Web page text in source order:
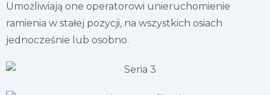
Umożliwiają one operatorowi unieruchomienie
ramienia w stałej pozycji, na wszystkich osiach
jednocześnie lub osobno.​